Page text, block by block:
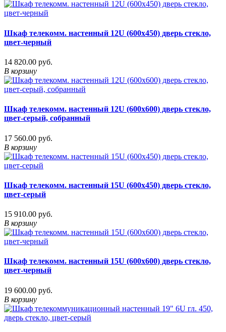
Шкаф телекомм. настенный 12U (600x450) дверь стекло,
цвет-черный
14 820.00 руб.
В корзину
Шкаф телекомм. настенный 12U (600x600) дверь стекло,
цвет-серый, собранный
17 560.00 руб.
В корзину
Шкаф телекомм. настенный 15U (600x450) дверь стекло,
цвет-серый
15 910.00 руб.
В корзину
Шкаф телекомм. настенный 15U (600x600) дверь стекло,
цвет-черный
19 600.00 руб.
В корзину